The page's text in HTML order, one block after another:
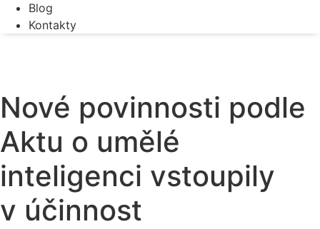
Blog
Kontakty
Nové povinnosti podle
Aktu o umělé
inteligenci vstoupily
v účinnost